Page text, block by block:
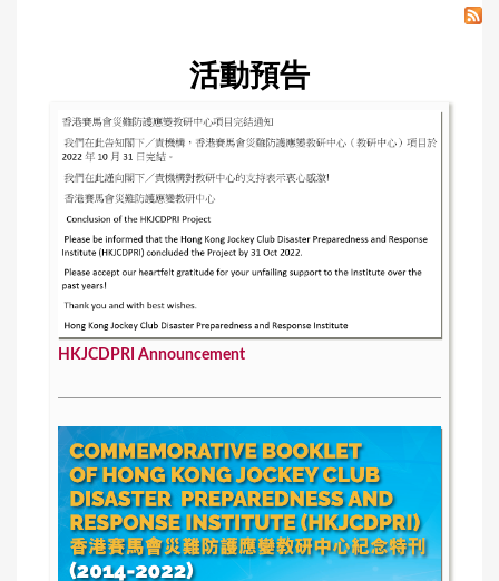
活動預告
HKJCDPRI Announcement